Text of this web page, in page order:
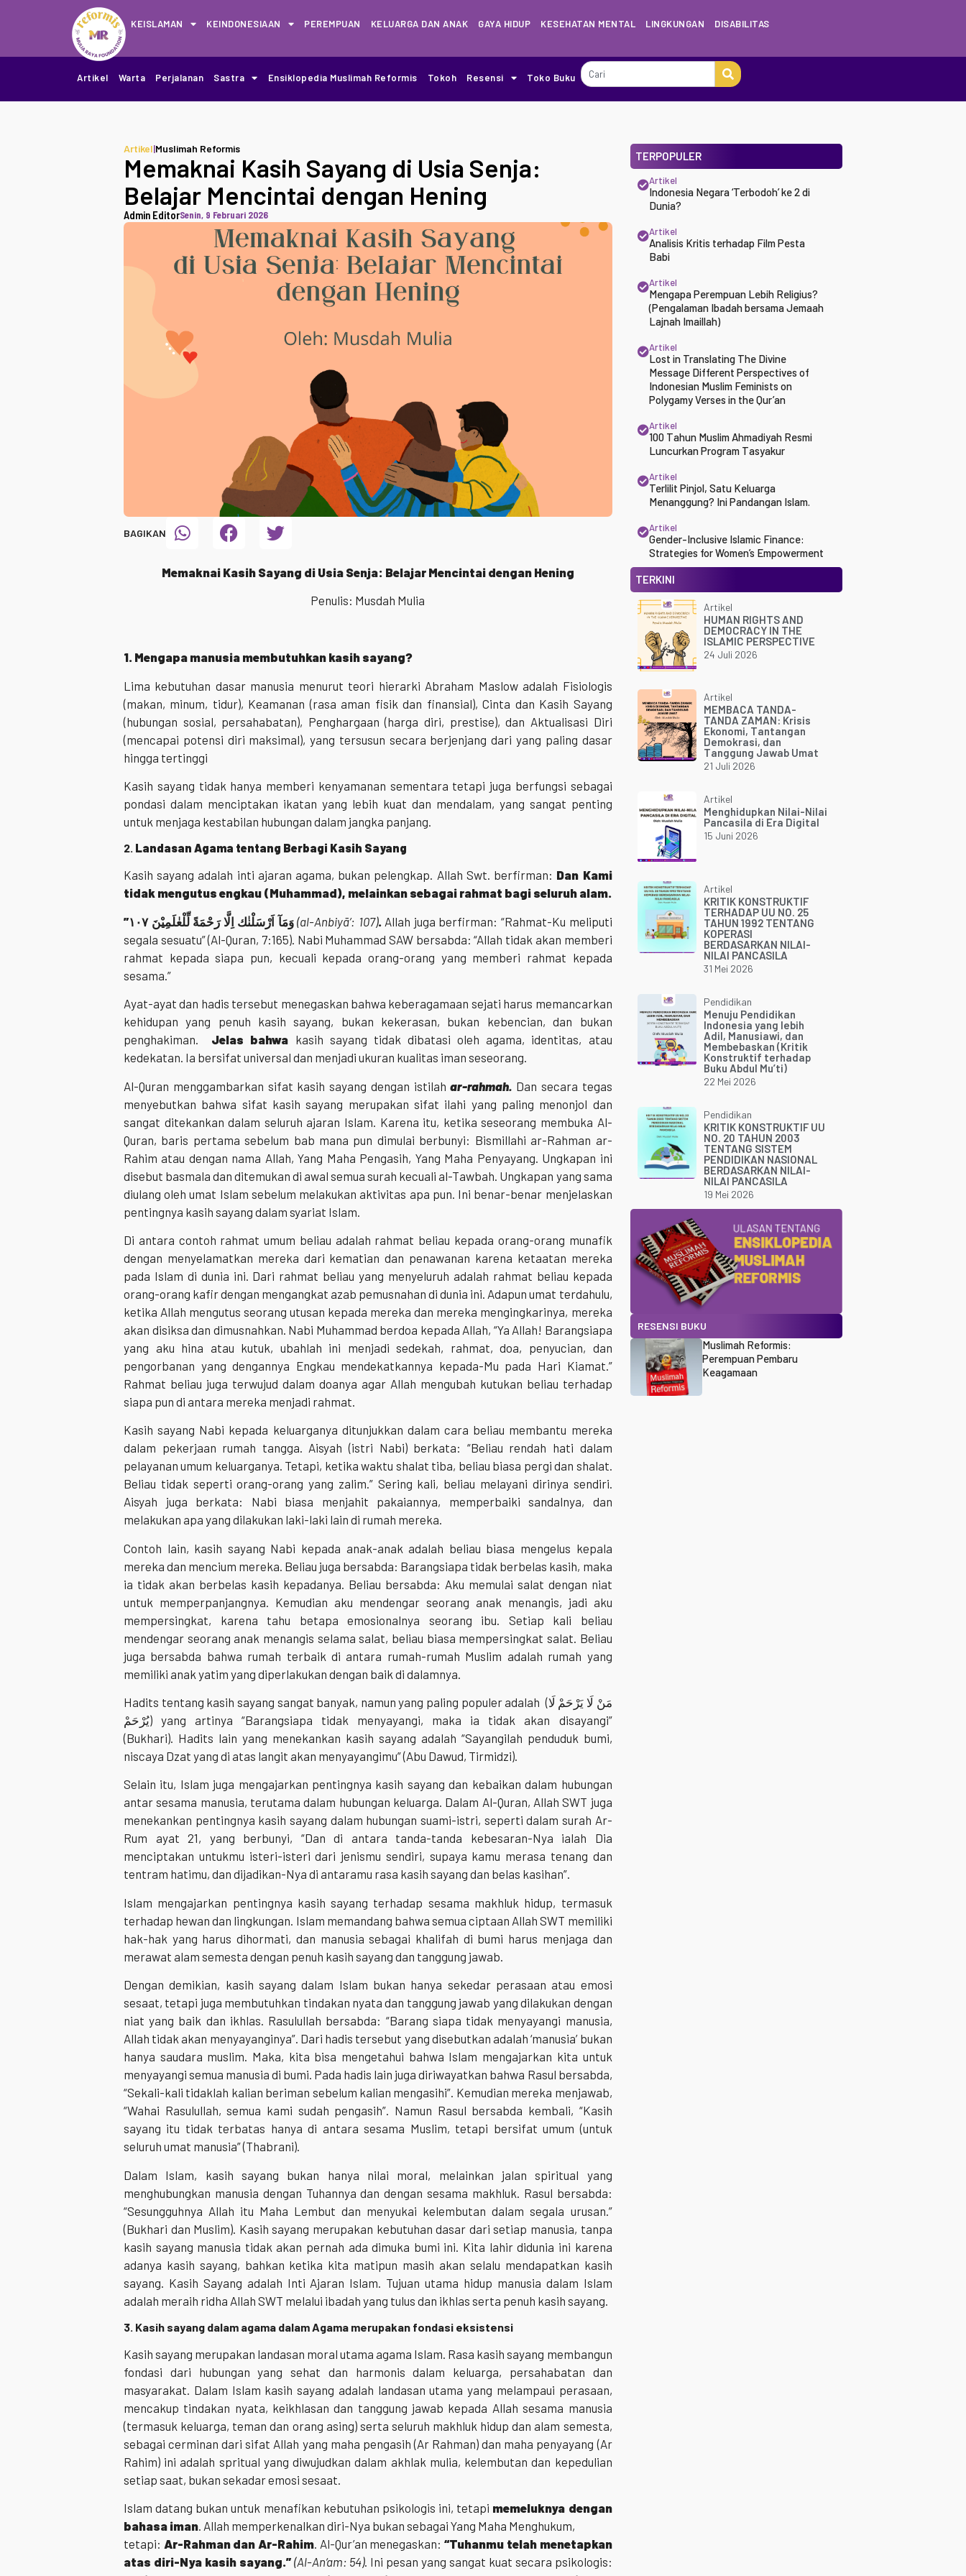
KEISLAMAN KEINDONESIAAN PEREMPUAN KELUARGA DAN ANAK GAYA HIDUP KESEHATAN MENTAL LINGKUNGAN DISABILITAS
Artikel Warta Perjalanan Sastra Ensiklopedia Muslimah Reformis Tokoh Resensi Toko Buku
Artikel|Muslimah Reformis
Memaknai Kasih Sayang di Usia Senja:
Belajar Mencintai dengan Hening
Admin EditorSenin, 9 Februari 2026
BAGIKAN
Memaknai Kasih Sayang di Usia Senja: Belajar Mencintai dengan Hening
Penulis: Musdah Mulia
1. Mengapa manusia membutuhkan kasih sayang?
Lima kebutuhan dasar manusia menurut teori hierarki Abraham Maslow adalah Fisiologis
(makan, minum, tidur), Keamanan (rasa aman fisik dan finansial), Cinta dan Kasih Sayang
(hubungan sosial, persahabatan), Penghargaan (harga diri, prestise), dan Aktualisasi Diri
(mencapai potensi diri maksimal), yang tersusun secara berjenjang dari yang paling dasar
hingga tertinggi
Kasih sayang tidak hanya memberi kenyamanan sementara tetapi juga berfungsi sebagai
pondasi dalam menciptakan ikatan yang lebih kuat dan mendalam, yang sangat penting
untuk menjaga kestabilan hubungan dalam jangka panjang.
2. Landasan Agama tentang Berbagi Kasih Sayang
Kasih sayang adalah inti ajaran agama, bukan pelengkap. Allah Swt. berfirman: Dan Kami
tidak mengutus engkau (Muhammad), melainkan sebagai rahmat bagi seluruh alam.
”
وَمَآ اَرْسَلْنٰك اِلَّا رَحْمَةً لِّلْعٰلَمِيْنَ ١٠٧ (al-Anbiyā’: 107). Allah juga berfirman: “Rahmat-Ku meliputi
segala sesuatu” (Al-Quran, 7:165). Nabi Muhammad SAW bersabda: “Allah tidak akan memberi
rahmat kepada siapa pun, kecuali kepada orang-orang yang memberi rahmat kepada
sesama.”
Ayat-ayat dan hadis tersebut menegaskan bahwa keberagamaan sejati harus memancarkan
kehidupan yang penuh kasih sayang, bukan kekerasan, bukan kebencian, dan bukan
penghakiman.
Jelas bahwa kasih sayang tidak dibatasi oleh agama, identitas, atau
kedekatan. Ia bersifat universal dan menjadi ukuran kualitas iman seseorang.
Al-Quran menggambarkan sifat kasih sayang dengan istilahar-rahmah. Dan secara tegas
menyebutkan bahwa sifat kasih sayang merupakan sifat ilahi yang paling menonjol dan
sangat ditekankan dalam seluruh ajaran Islam. Karena itu, ketika seseorang membuka Al-
Quran, baris pertama sebelum bab mana pun dimulai berbunyi: Bismillahi ar-Rahman ar-
Rahim atau dengan nama Allah, Yang Maha Pengasih, Yang Maha Penyayang. Ungkapan ini
disebut basmala dan ditemukan di awal semua surah kecuali al-Tawbah. Ungkapan yang sama
diulang oleh umat Islam sebelum melakukan aktivitas apa pun. Ini benar-benar menjelaskan
pentingnya kasih sayang dalam syariat Islam.
Di antara contoh rahmat umum beliau adalah rahmat beliau kepada orang-orang munafik
dengan menyelamatkan mereka dari kematian dan penawanan karena ketaatan mereka
pada Islam di dunia ini. Dari rahmat beliau yang menyeluruh adalah rahmat beliau kepada
orang-orang kafir dengan mengangkat azab pemusnahan di dunia ini. Adapun umat terdahulu,
ketika Allah mengutus seorang utusan kepada mereka dan mereka mengingkarinya, mereka
akan disiksa dan dimusnahkan. Nabi Muhammad berdoa kepada Allah, “Ya Allah! Barangsiapa
yang aku hina atau kutuk, ubahlah ini menjadi sedekah, rahmat, doa, penyucian, dan
pengorbanan yang dengannya Engkau mendekatkannya kepada-Mu pada Hari Kiamat.”
Rahmat beliau juga terwujud dalam doanya agar Allah mengubah kutukan beliau terhadap
siapa pun di antara mereka menjadi rahmat.
Kasih sayang Nabi kepada keluarganya ditunjukkan dalam cara beliau membantu mereka
dalam pekerjaan rumah tangga. Aisyah (istri Nabi) berkata: “Beliau rendah hati dalam
pelayanan umum keluarganya. Tetapi, ketika waktu shalat tiba, beliau biasa pergi dan shalat.
Beliau tidak seperti orang-orang yang zalim.” Sering kali, beliau melayani dirinya sendiri.
Aisyah juga berkata: Nabi biasa menjahit pakaiannya, memperbaiki sandalnya, dan
melakukan apa yang dilakukan laki-laki lain di rumah mereka.
Contoh lain, kasih sayang Nabi kepada anak-anak adalah beliau biasa mengelus kepala
mereka dan mencium mereka. Beliau juga bersabda: Barangsiapa tidak berbelas kasih, maka
ia tidak akan berbelas kasih kepadanya. Beliau bersabda: Aku memulai salat dengan niat
untuk memperpanjangnya. Kemudian aku mendengar seorang anak menangis, jadi aku
mempersingkat, karena tahu betapa emosionalnya seorang ibu. Setiap kali beliau
mendengar seorang anak menangis selama salat, beliau biasa mempersingkat salat. Beliau
juga bersabda bahwa rumah terbaik di antara rumah-rumah Muslim adalah rumah yang
memiliki anak yatim yang diperlakukan dengan baik di dalamnya.
Hadits tentang kasih sayang sangat banyak, namun yang paling populer adalah (مَنْ لَا يَرْحَمْ لَا
يُرْحَمْ) yang artinya “Barangsiapa tidak menyayangi, maka ia tidak akan disayangi”
(Bukhari). Hadits lain yang menekankan kasih sayang adalah “Sayangilah penduduk bumi,
niscaya Dzat yang di atas langit akan menyayangimu” (Abu Dawud, Tirmidzi).
Selain itu, Islam juga mengajarkan pentingnya kasih sayang dan kebaikan dalam hubungan
antar sesama manusia, terutama dalam hubungan keluarga. Dalam Al-Quran, Allah SWT juga
menekankan pentingnya kasih sayang dalam hubungan suami-istri, seperti dalam surah Ar-
Rum ayat 21, yang berbunyi, “Dan di antara tanda-tanda kebesaran-Nya ialah Dia
menciptakan untukmu isteri-isteri dari jenismu sendiri, supaya kamu merasa tenang dan
tentram hatimu, dan dijadikan-Nya di antaramu rasa kasih sayang dan belas kasihan”.
Islam mengajarkan pentingnya kasih sayang terhadap sesama makhluk hidup, termasuk
terhadap hewan dan lingkungan. Islam memandang bahwa semua ciptaan Allah SWT memiliki
hak-hak yang harus dihormati, dan manusia sebagai khalifah di bumi harus menjaga dan
merawat alam semesta dengan penuh kasih sayang dan tanggung jawab.
Dengan demikian, kasih sayang dalam Islam bukan hanya sekedar perasaan atau emosi
sesaat, tetapi juga membutuhkan tindakan nyata dan tanggung jawab yang dilakukan dengan
niat yang baik dan ikhlas. Rasulullah bersabda: “Barang siapa tidak menyayangi manusia,
Allah tidak akan menyayanginya”. Dari hadis tersebut yang disebutkan adalah ‘manusia’ bukan
hanya saudara muslim. Maka, kita bisa mengetahui bahwa Islam mengajarkan kita untuk
menyayangi semua manusia di bumi. Pada hadis lain juga diriwayatkan bahwa Rasul bersabda,
“Sekali-kali tidaklah kalian beriman sebelum kalian mengasihi”. Kemudian mereka menjawab,
“Wahai Rasulullah, semua kami sudah pengasih”. Namun Rasul bersabda kembali, “Kasih
sayang itu tidak terbatas hanya di antara sesama Muslim, tetapi bersifat umum (untuk
seluruh umat manusia” (Thabrani).
Dalam Islam, kasih sayang bukan hanya nilai moral, melainkan jalan spiritual yang
menghubungkan manusia dengan Tuhannya dan dengan sesama makhluk. Rasul bersabda:
“Sesungguhnya Allah itu Maha Lembut dan menyukai kelembutan dalam segala urusan.”
(Bukhari dan Muslim). Kasih sayang merupakan kebutuhan dasar dari setiap manusia, tanpa
kasih sayang manusia tidak akan pernah ada dimuka bumi ini. Kita lahir didunia ini karena
adanya kasih sayang, bahkan ketika kita matipun masih akan selalu mendapatkan kasih
sayang. Kasih Sayang adalah Inti Ajaran Islam. Tujuan utama hidup manusia dalam Islam
adalah meraih ridha Allah SWT melalui ibadah yang tulus dan ikhlas serta penuh kasih sayang.
3. Kasih sayang dalam agama dalam Agama merupakan fondasi eksistensi
Kasih sayang merupakan landasan moral utama agama Islam. Rasa kasih sayang membangun
fondasi dari hubungan yang sehat dan harmonis dalam keluarga, persahabatan dan
masyarakat. Dalam Islam kasih sayang adalah landasan utama yang melampaui perasaan,
mencakup tindakan nyata, keikhlasan dan tanggung jawab kepada Allah sesama manusia
(termasuk keluarga, teman dan orang asing) serta seluruh makhluk hidup dan alam semesta,
sebagai cerminan dari sifat Allah yang maha pengasih (Ar Rahman) dan maha penyayang (Ar
Rahim) ini adalah spritual yang diwujudkan dalam akhlak mulia, kelembutan dan kepedulian
setiap saat, bukan sekadar emosi sesaat.
Islam datang bukan untuk menafikan kebutuhan psikologis ini, tetapi memeluknya dengan
bahasa iman. Allah memperkenalkan diri-Nya bukan sebagai Yang Maha Menghukum,
tetapi: Ar-Rahman dan Ar-Rahim. Al-Qur’an menegaskan:“Tuhanmu telah menetapkan
atas diri-Nya kasih sayang.” (Al-An‘am: 54). Ini pesan yang sangat kuat secara psikologis:
TERPOPULER
Artikel
Indonesia Negara ‘Terbodoh’ ke 2 di
Dunia?
Artikel
Analisis Kritis terhadap Film Pesta
Babi
Artikel
Mengapa Perempuan Lebih Religius?
(Pengalaman Ibadah bersama Jemaah
Lajnah Imaillah)
Artikel
Lost in Translating The Divine
Message Different Perspectives of
Indonesian Muslim Feminists on
Polygamy Verses in the Qur’an
Artikel
100 Tahun Muslim Ahmadiyah Resmi
Luncurkan Program Tasyakur
Artikel
Terlilit Pinjol, Satu Keluarga
Menanggung? Ini Pandangan Islam.
Artikel
Gender-Inclusive Islamic Finance:
Strategies for Women’s Empowerment
TERKINI
Artikel
HUMAN RIGHTS AND
DEMOCRACY IN THE
ISLAMIC PERSPECTIVE
24 Juli 2026
Artikel
MEMBACA TANDA-
TANDA ZAMAN: Krisis
Ekonomi, Tantangan
Demokrasi, dan
Tanggung Jawab Umat
21 Juli 2026
Artikel
Menghidupkan Nilai-Nilai
Pancasila di Era Digital
15 Juni 2026
Artikel
KRITIK KONSTRUKTIF
TERHADAP UU NO. 25
TAHUN 1992 TENTANG
KOPERASI
BERDASARKAN NILAI-
NILAI PANCASILA
31 Mei 2026
Pendidikan
Menuju Pendidikan
Indonesia yang lebih
Adil, Manusiawi, dan
Membebaskan (Kritik
Konstruktif terhadap
Buku Abdul Mu’ti)
22 Mei 2026
Pendidikan
KRITIK KONSTRUKTIF UU
NO. 20 TAHUN 2003
TENTANG SISTEM
PENDIDIKAN NASIONAL
BERDASARKAN NILAI-
NILAI PANCASILA
19 Mei 2026
RESENSI BUKU
Muslimah Reformis:
Perempuan Pembaru
Keagamaan